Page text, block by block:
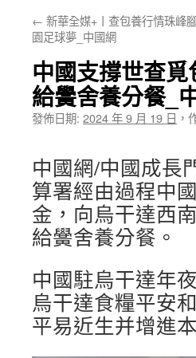
← 新華全媒+丨查包養行情珠峰
園足球夢_中國網
中國支撐世查
給黌舍養分餐_
發佈日期: 2024 年 9 月 19 日 ，
中國網/中國成長
算署經由過程中
金，向烏干達西
給黌舍養分餐。
中國駐烏干達年
烏干達食糧平安
平易近生并增進